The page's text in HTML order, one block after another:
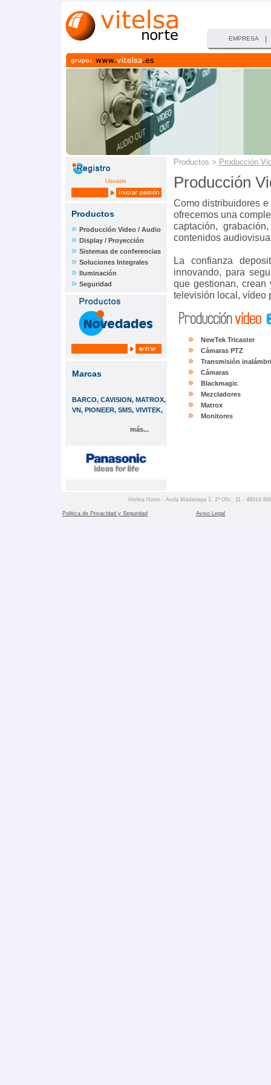
EMPRESA
Usuario
Productos
Producción Video / Audio
Display / Proyección
Sistemas de conferencias
Soluciones Integrales
Iluminación
Seguridad
Marcas
BARCO, CAVISION, MATROX,
VN, PIONEER, SMS, VIVITEK,
más...
Productos > Producción
Producción
Como distribuidores
ofrecemos una
captación,
contenidos
La confianza
innovando, para
que gestionan,
televisión local, vídeo
NewTek Tricaster
Cámaras PTZ
Transmisión
Cámaras
Blackmagic
Mezcladores
Matrox
Monitores
Vitelsa Norte - Avda Madariaga 1, 2º Ofic. 11 - 48014
Politica de Privacidad y Seguridad Aviso Legal